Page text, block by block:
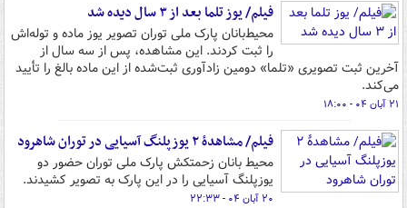
فیلم/ یوز تلما بعد از ۳ سال دیده شد
محیط‌بانان پارک ملی توران تصویر یوز ماده و توله‌اش
را ثبت کردند. این مشاهده، پس از سه سال از
آخرین ثبت تصویری «تلما» دومین زادآوری ثبت‌شده از این ماده بالغ را تأیید
می‌کند.
۲۱ آبان ۰۴ - ۱۸:۰۰
فیلم/ مشاهدۀ ۲ یوزپلنگ آسیایی در توران شاهرود
محیط بانان زحمتکش پارک ملی توران حضور دو
یوزپلنگ آسیایی را در این پارک به تصویر کشیدند.
۲۰ آبان ۰۴ - ۲۲:۳۳